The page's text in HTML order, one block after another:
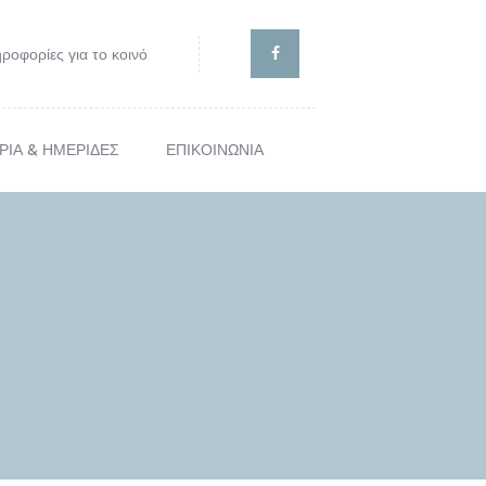
για το κοινό
& ΗΜΕΡΙΔΕΣ ΕΠΙΚΟΙΝΩΝΙΑ